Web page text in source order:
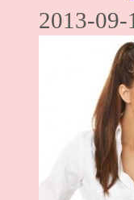
2013-09-